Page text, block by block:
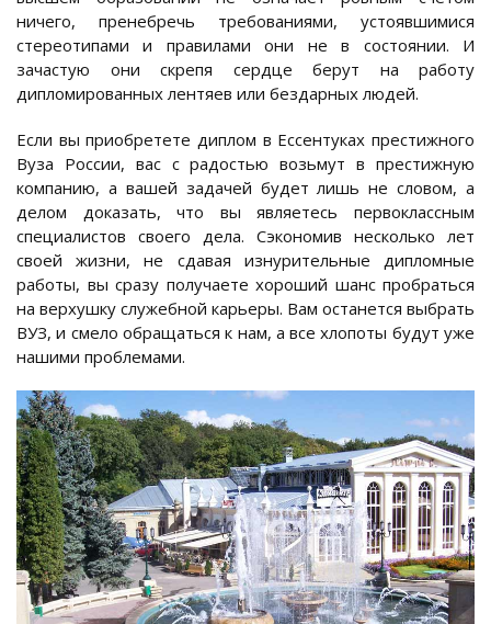
ничего, пренебречь требованиями, устоявшимися
стереотипами и правилами они не в состоянии. И
зачастую они скрепя сердце берут на работу
дипломированных лентяев или бездарных людей.
Если вы приобретете диплом в Ессентуках престижного
Вуза России, вас с радостью возьмут в престижную
компанию, а вашей задачей будет лишь не словом, а
делом доказать, что вы являетесь первоклассным
специалистов своего дела. Сэкономив несколько лет
своей жизни, не сдавая изнурительные дипломные
работы, вы сразу получаете хороший шанс пробраться
на верхушку служебной карьеры. Вам останется выбрать
ВУЗ, и смело обращаться к нам, а все хлопоты будут уже
нашими проблемами.